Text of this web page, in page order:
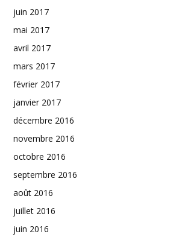
juin 2017
mai 2017
avril 2017
mars 2017
février 2017
janvier 2017
décembre 2016
novembre 2016
octobre 2016
septembre 2016
août 2016
juillet 2016
juin 2016